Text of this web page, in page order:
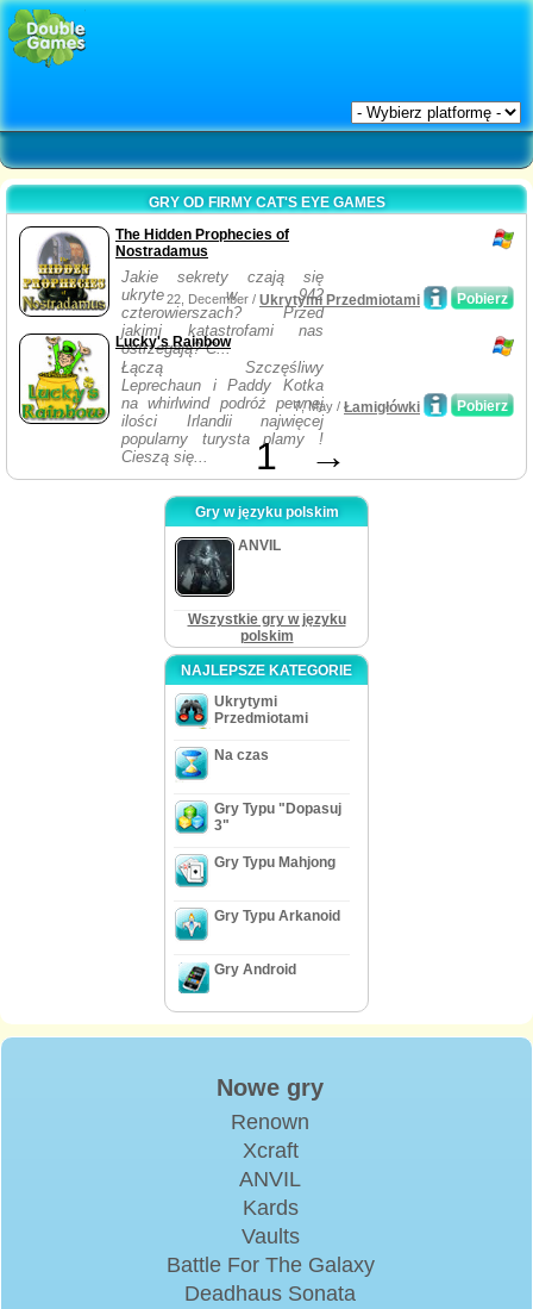
GRY OD FIRMY CAT'S EYE GAMES
The Hidden Prophecies of
Nostradamus
Jakie sekrety czają się
ukryte w 942
czterowierszach? Przed
jakimi katastrofami nas
ostrzegają? C...
Pobierz
22, December / Ukrytymi Przedmiotami
Lucky's Rainbow
Łączą Szczęśliwy
Leprechaun i Paddy Kotka
na whirlwind podróż pewnej
ilości Irlandii najwięcej
popularny turysta plamy !
Cieszą się...
Pobierz
7, May / Łamigłówki
1 →
Gry w języku polskim
ANVIL
Wszystkie gry w języku
polskim
NAJLEPSZE KATEGORIE
Ukrytymi
Przedmiotami
Na czas
Gry Typu "Dopasuj
3"
Gry Typu Mahjong
Gry Typu Arkanoid
Gry Android
Nowe gry
Renown
Xcraft
ANVIL
Kards
Vaults
Battle For The Galaxy
Deadhaus Sonata